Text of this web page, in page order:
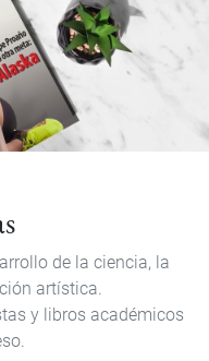
de la ciencia, la
artística.
y libros académicos